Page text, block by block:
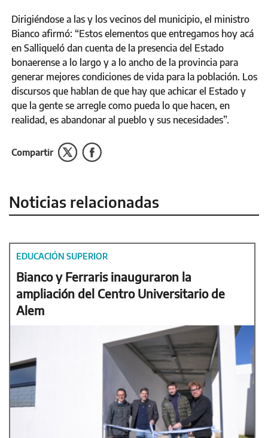
Dirigiéndose a las y los vecinos del municipio, el ministro
Bianco afirmó: “Estos elementos que entregamos hoy acá
en Salliqueló dan cuenta de la presencia del Estado
bonaerense a lo largo y a lo ancho de la provincia para
generar mejores condiciones de vida para la población. Los
discursos que hablan de que hay que achicar el Estado y
que la gente se arregle como pueda lo que hacen, en
realidad, es abandonar al pueblo y sus necesidades”.
Compartir
Noticias relacionadas
EDUCACIÓN SUPERIOR
Bianco y Ferraris inauguraron la
ampliación del Centro Universitario de
Alem